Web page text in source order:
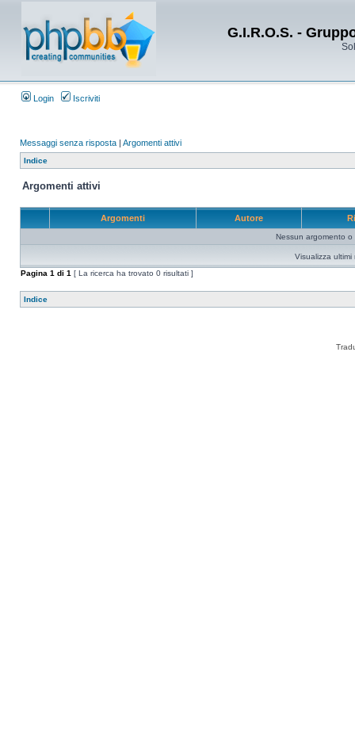
G.I.R.O.S. -
Login Iscriviti
Messaggi senza risposta | Argomenti attivi
Indice
Argomenti attivi
Argomenti Autore
Nessun argomento o
Visualizza ultimi
Pagina 1 di 1 [ La ricerca ha trovato 0 risultati ]
Indice